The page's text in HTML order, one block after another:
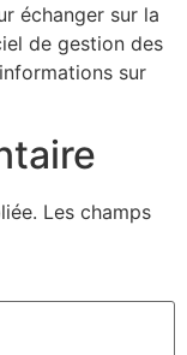
échanger sur la
de gestion des
sur
Les champs